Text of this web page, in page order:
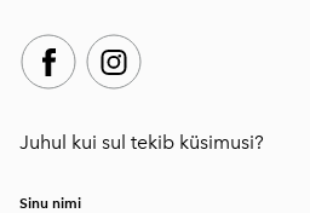
Juhul kui sul tekib küsimusi?
Sinu nimi